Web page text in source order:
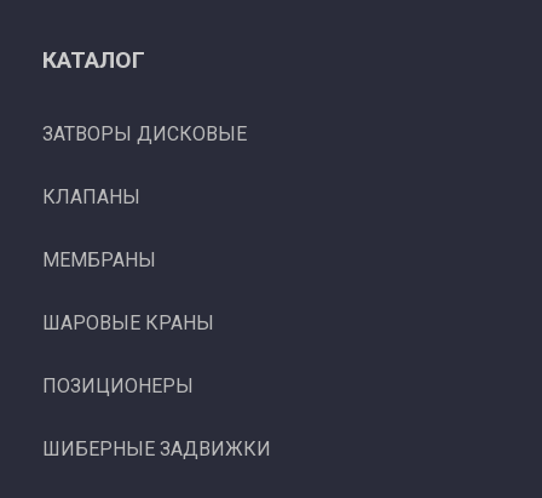
КАТАЛОГ
ЗАТВОРЫ ДИСКОВЫЕ
КЛАПАНЫ
МЕМБРАНЫ
ШАРОВЫЕ КРАНЫ
ПОЗИЦИОНЕРЫ
ШИБЕРНЫЕ ЗАДВИЖКИ